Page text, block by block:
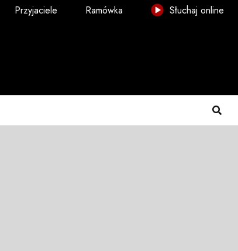
Przyjaciele Ramówka Słuchaj online